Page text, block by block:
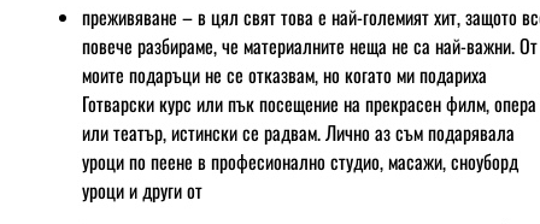
преживяване – в цял свят това е най-големият хит, защото
повече разбираме, че материалните неща не са най-важни. От
моите подаръци не се отказвам, но когато ми подариха
Готварски курс или пък посещение на прекрасен филм, опера
или театър, истински се радвам. Лично аз съм подарявала
уроци по пеене в професионално студио, масажи, сноуборд
уроци и други от